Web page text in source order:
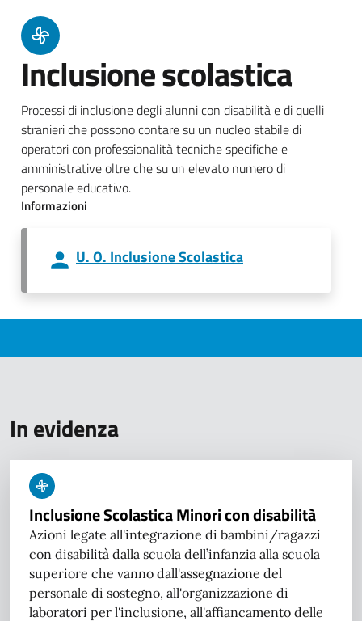
Inclusione scolastica
Processi di inclusione degli alunni con disabilità e di quelli
stranieri che possono contare su un nucleo stabile di
operatori con professionalità tecniche specifiche e
amministrative oltre che su un elevato numero di
personale educativo.
Informazioni
U. O. Inclusione Scolastica
In evidenza
Inclusione Scolastica Minori con disabilità
Azioni legate all'integrazione di bambini/ragazzi
con disabilità dalla scuola dell’infanzia alla scuola
superiore che vanno dall'assegnazione del
personale di sostegno, all'organizzazione di
laboratori per l'inclusione, all'affiancamento delle